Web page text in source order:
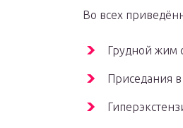
Во всех
Грудной жим
Приседания